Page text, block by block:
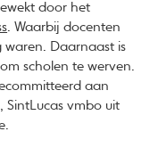
door het
. Waarbij docenten
waren. Daarnaast is
scholen te werven.
aan
SintLucas vmbo uit